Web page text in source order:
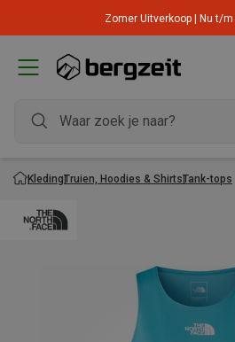
Zomer Uitverkoop | Nu t/m
KledingTruien, Hoodies & ShirtsTank-tops